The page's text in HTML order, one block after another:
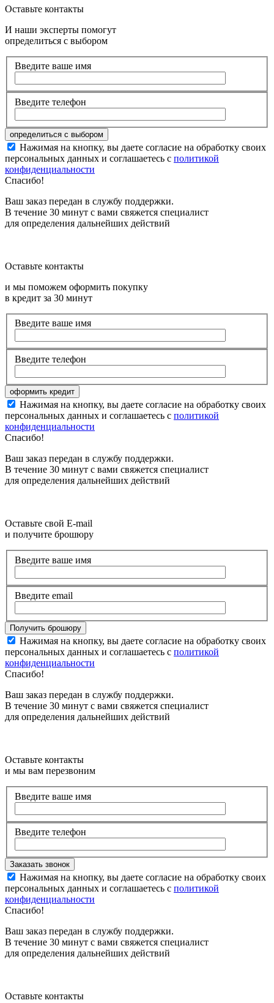
Оставьте контакты
И наши эксперты помогут
определиться с выбором
Введите ваше имя
Введите телефон
Нажимая на кнопку, вы даете согласие на обработку своих
персональных данных и соглашаетесь с политикой
конфиденциальности
Спасибо!
Ваш заказ передан в службу поддержки.
В течение 30 минут с вами свяжется специалист
для определения дальнейших действий
Оставьте контакты
и мы поможем оформить покупку
в кредит за 30 минут
Введите ваше имя
Введите телефон
Нажимая на кнопку, вы даете согласие на обработку своих
персональных данных и соглашаетесь с политикой
конфиденциальности
Спасибо!
Ваш заказ передан в службу поддержки.
В течение 30 минут с вами свяжется специалист
для определения дальнейших действий
Оставьте свой E-mail
и получите брошюру
Введите ваше имя
Введите email
Нажимая на кнопку, вы даете согласие на обработку своих
персональных данных и соглашаетесь с политикой
конфиденциальности
Спасибо!
Ваш заказ передан в службу поддержки.
В течение 30 минут с вами свяжется специалист
для определения дальнейших действий
Оставьте контакты
и мы вам перезвоним
Введите ваше имя
Введите телефон
Нажимая на кнопку, вы даете согласие на обработку своих
персональных данных и соглашаетесь с политикой
конфиденциальности
Спасибо!
Ваш заказ передан в службу поддержки.
В течение 30 минут с вами свяжется специалист
для определения дальнейших действий
Оставьте контакты